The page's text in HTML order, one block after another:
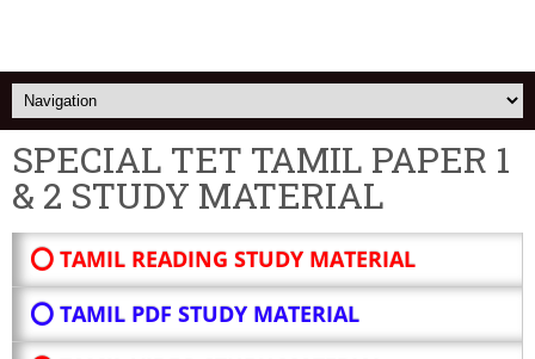
SPECIAL TET TAMIL PAPER 1
& 2 STUDY MATERIAL
⭕ TAMIL READING STUDY MATERIAL
⭕ TAMIL PDF STUDY MATERIAL